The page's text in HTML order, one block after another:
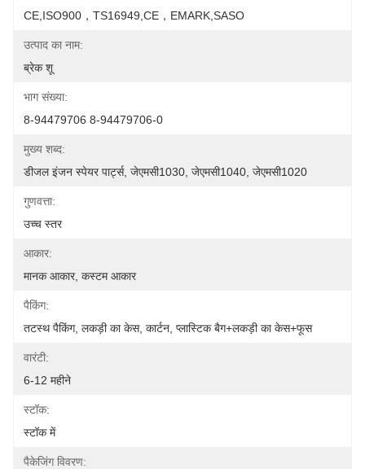
CE,ISO900，TS16949,CE，EMARK,SASO
उत्पाद का नाम:
ब्रेक शू
भाग संख्या:
8-94479706 8-94479706-0
मुख्य शब्द:
डीजल इंजन स्पेयर पार्ट्स, जेएमसी1030, जेएमसी1040, जेएमसी1020
गुणवत्ता:
उच्च स्तर
आकार:
मानक आकार, कस्टम आकार
पैकिंग:
तटस्थ पैकिंग, लकड़ी का केस, कार्टन, प्लास्टिक बैग+लकड़ी का केस+फूस
वारंटी:
6-12 महीने
स्टॉक:
स्टॉक में
पैकेजिंग विवरण: